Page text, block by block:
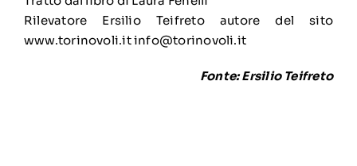
Rilevatore Ersilio Teifreto autore del sito
www.torinovoli.it info@torinovoli.it
Fonte: Ersilio Teifreto